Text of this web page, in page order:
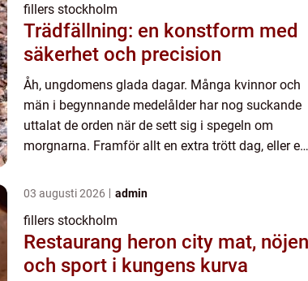
fillers stockholm
Trädfällning: en konstform med
säkerhet och precision
Åh, ungdomens glada dagar. Många kvinnor och
män i begynnande medelålder har nog suckande
uttalat de orden när de sett sig i spegeln om
morgnarna. Framför allt en extra trött dag, eller en
de första å...
03 augusti 2026 admin
fillers stockholm
Restaurang heron city mat, nöjen
och sport i kungens kurva